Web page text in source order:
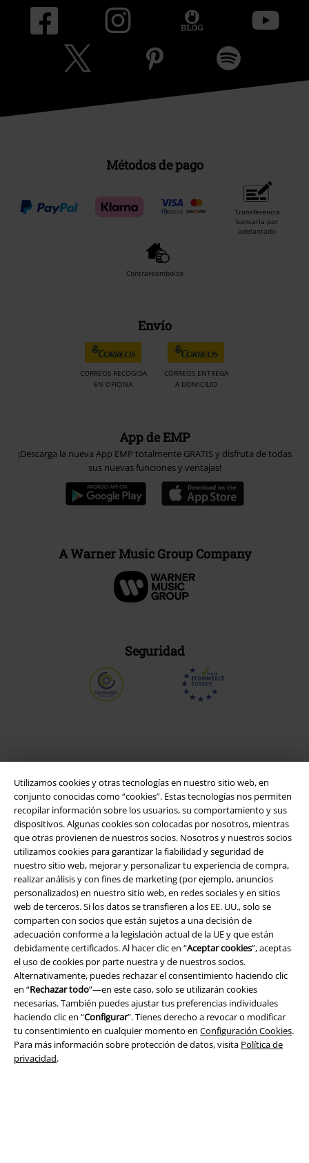
Utilizamos cookies y otras tecnologías en nuestro sitio web, en
conjunto conocidas como “cookies”. Estas tecnologías nos permiten
recopilar información sobre los usuarios, su comportamiento y sus
dispositivos. Algunas cookies son colocadas por nosotros, mientras
que otras provienen de nuestros socios. Nosotros y nuestros socios
utilizamos cookies para garantizar la fiabilidad y seguridad de
nuestro sitio web, mejorar y personalizar tu experiencia de compra,
realizar análisis y con fines de marketing (por ejemplo, anuncios
personalizados) en nuestro sitio web, en redes sociales y en sitios
web de terceros. Si los datos se transfieren a los EE. UU., solo se
comparten con socios que están sujetos a una decisión de
adecuación conforme a la legislación actual de la UE y que están
debidamente certificados. Al hacer clic en “Aceptar cookies”, aceptas
el uso de cookies por parte nuestra y de nuestros socios.
Alternativamente, puedes rechazar el consentimiento haciendo clic
en “Rechazar todo”—en este caso, solo se utilizarán cookies
necesarias. También puedes ajustar tus preferencias individuales
haciendo clic en “Configurar”. Tienes derecho a revocar o modificar
tu consentimiento en cualquier momento en Configuración Cookies.
Para más información sobre protección de datos, visita Política de
privacidad.
Métodos de pago
Transferencia
bancaria por
adelantado
Contrareembolso
Envío
CORREOS RECOGIDA
EN OFICINA
CORREOS ENTREGA
A DOMICILIO
App de EMP
¡Descarga la nueva App EMP totalmente GRATIS y disfruta de todas
sus nuevas funciones y ventajas!
A Warner Music Group Company
Seguridad
Legal
Términos y Condiciones
Aviso Legal
Ley protección de datos
Eliminación de residuos y protección del medioambiente
Declaración de Conformidad
Información sobre accesibilidad
Configuración Cookies